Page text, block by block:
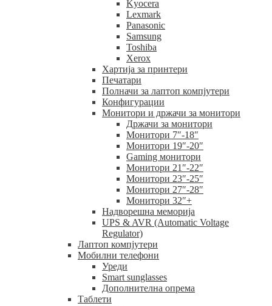
Kyocera
Lexmark
Panasonic
Samsung
Toshiba
Xerox
Хартија за принтери
Печатари
Полначи за лаптоп компјутери
Конфигурации
Монитори и држачи за монитори
Држачи за монитори
Монитори 7″-18″
Монитори 19″-20″
Gaming монитори
Монитори 21″-22″
Монитори 23″-25″
Монитори 27″-28″
Монитори 32″+
Надворешна меморија
UPS & AVR (Automatic Voltage
Regulator)
Лаптоп компјутери
Мобилни телефони
Уреди
Smart sunglasses
Дополнителна опрема
Таблети